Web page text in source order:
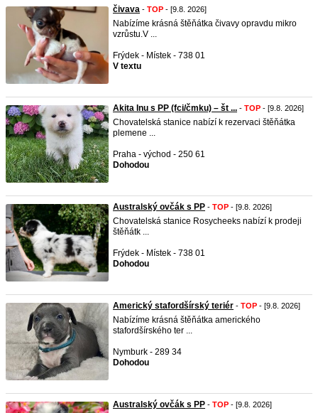
čivava - TOP - [9.8. 2026]
Nabízíme krásná štěňátka čivavy opravdu mikro
vzrůstu.V ...
Frýdek - Místek - 738 01
V textu
Akita Inu s PP (fci/čmku) – št ... - TOP - [9.8. 2026]
Chovatelská stanice nabízí k rezervaci štěňátka
plemene ...
Praha - východ - 250 61
Dohodou
Australský ovčák s PP - TOP - [9.8. 2026]
Chovatelská stanice Rosycheeks nabízí k prodeji
štěňátk ...
Frýdek - Místek - 738 01
Dohodou
Americký stafordšírský teriér - TOP - [9.8. 2026]
Nabízíme krásná štěňátka amerického
stafordšírského ter ...
Nymburk - 289 34
Dohodou
Australský ovčák s PP - TOP - [9.8. 2026]